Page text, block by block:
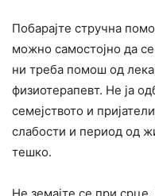
Побарајте стручна
можно самостојно да
ни треба помош од
физиотерапевт. Не ја
семејството и
слабости и период од
тешко.